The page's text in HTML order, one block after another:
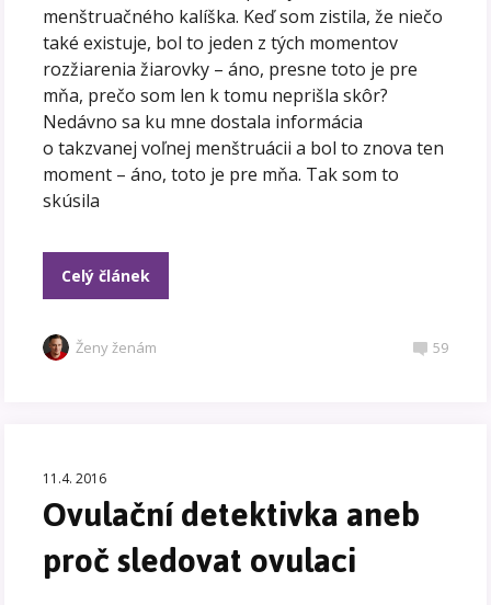
menštruačného kalíška. Keď som zistila, že niečo
také existuje, bol to jeden z tých momentov
rozžiarenia žiarovky – áno, presne toto je pre
mňa, prečo som len k tomu neprišla skôr?
Nedávno sa ku mne dostala informácia
o takzvanej voľnej menštruácii a bol to znova ten
moment – áno, toto je pre mňa. Tak som to
skúsila
Celý článek
Ženy ženám 59
11.4. 2016
Ovulační detektivka aneb
proč sledovat ovulaci